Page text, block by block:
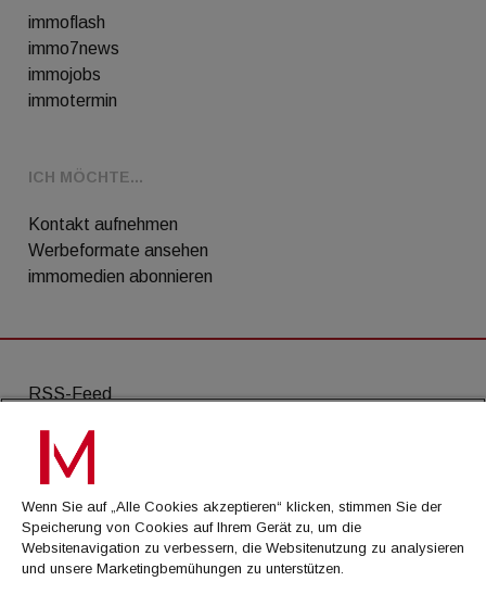
immoflash
immo7news
immojobs
immotermin
ICH MÖCHTE...
Kontakt aufnehmen
Werbeformate ansehen
immomedien abonnieren
RSS-Feed
AGB
Datenschutz
Kontakt
Impressum
Wenn Sie auf „Alle Cookies akzeptieren“ klicken, stimmen Sie der
Speicherung von Cookies auf Ihrem Gerät zu, um die
Websitenavigation zu verbessern, die Websitenutzung zu analysieren
und unsere Marketingbemühungen zu unterstützen.